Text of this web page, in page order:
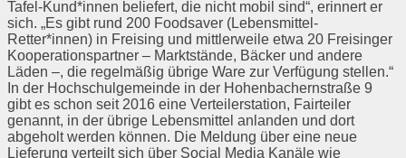
Tafel-Kund*innen beliefert, die nicht mobil sind“, erinnert er
sich. „Es gibt rund 200 Foodsaver (Lebensmittel-
Retter*innen) in Freising und mittlerweile etwa 20 Freisinger
Kooperationspartner – Marktstände, Bäcker und andere
Läden –, die regelmäßig übrige Ware zur Verfügung stellen.“
In der Hochschulgemeinde in der Hohenbachernstraße 9
gibt es schon seit 2016 eine Verteilerstation, Fairteiler
genannt, in der übrige Lebensmittel anlanden und dort
abgeholt werden können. Die Meldung über eine neue
Lieferung verteilt sich über Social Media Kanäle wie